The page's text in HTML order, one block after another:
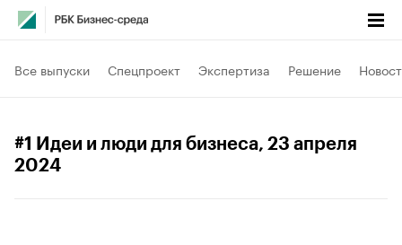
Все выпуски Спецпроект Экспертиза Решение
#1 Идеи и люди для бизнеса, 23 апреля
2024